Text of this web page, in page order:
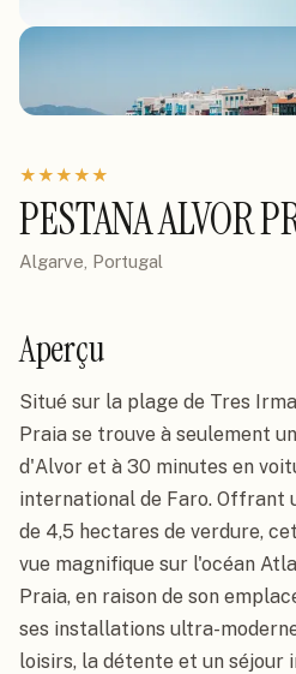
★★★★★
PESTANA ALVOR
Algarve, Portugal
Aperçu
Situé sur la plage de Tres
Praia se trouve à seulement
d'Alvor et à 30 minutes en
international de Faro. Offrant
de 4,5 hectares de verdure,
vue magnifique sur l'océan
Praia, en raison de son
ses installations ultra-
loisirs, la détente et un séjour